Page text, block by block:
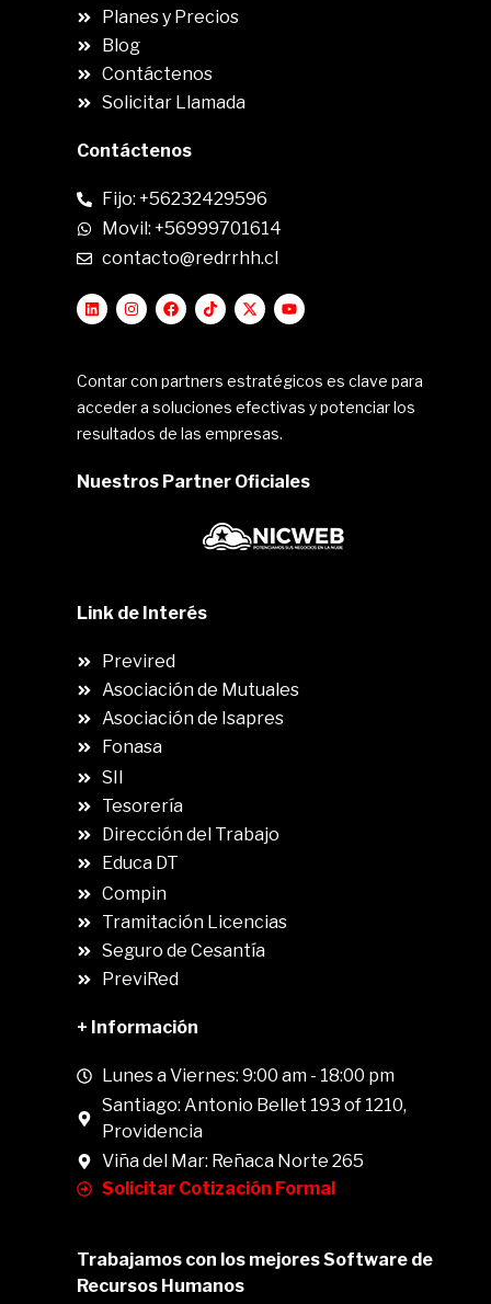
Planes y Precios
Blog
Contáctenos
Solicitar Llamada
Contáctenos
Fijo: +56232429596
Movil: +56999701614
contacto@redrrhh.cl
Contar con partners estratégicos es clave para
acceder a soluciones efectivas y potenciar los
resultados de las empresas.
Nuestros Partner Oficiales
Link de Interés
Previred
Asociación de Mutuales
Asociación de Isapres
Fonasa
SII
Tesorería
Dirección del Trabajo
Educa DT
Compin
Tramitación Licencias
Seguro de Cesantía
PreviRed
+ Información
Lunes a Viernes: 9:00 am - 18:00 pm
Santiago: Antonio Bellet 193 of 1210,
Providencia
Viña del Mar: Reñaca Norte 265
Solicitar Cotización Formal
Trabajamos con los mejores Software de
Recursos Humanos